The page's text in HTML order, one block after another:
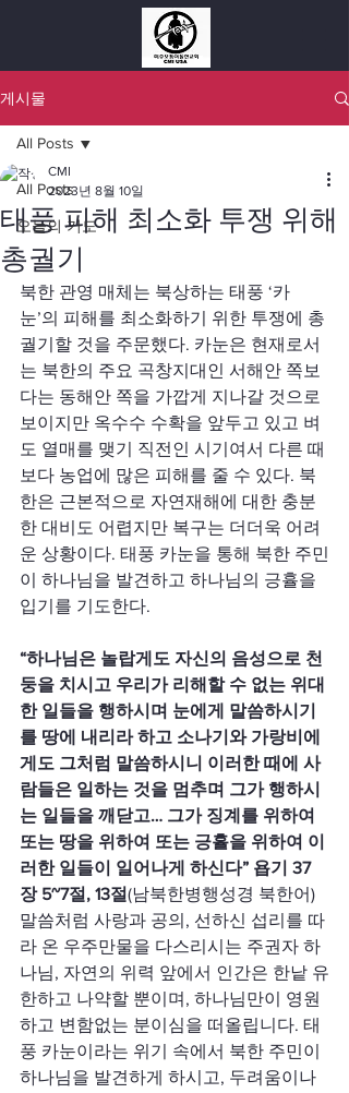
게시물
All Posts
오늘의 기도
All Posts
태풍 피해 최소화 투쟁 위해
총궐기
CMI
2023년 8월 10일
북한 관영 매체는 북상하는 태풍 ‘카
눈’의 피해를 최소화하기 위한 투쟁에 총
궐기할 것을 주문했다. 카눈은 현재로서
는 북한의 주요 곡창지대인 서해안 쪽보
다는 동해안 쪽을 가깝게 지나갈 것으로
보이지만 옥수수 수확을 앞두고 있고 벼
도 열매를 맺기 직전인 시기여서 다른 때
보다 농업에 많은 피해를 줄 수 있다. 북
한은 근본적으로 자연재해에 대한 충분
한 대비도 어렵지만 복구는 더더욱 어려
운 상황이다. 태풍 카눈을 통해 북한 주민
이 하나님을 발견하고 하나님의 긍휼을
입기를 기도한다.
“하나님은 놀랍게도 자신의 음성으로 천
둥을 치시고 우리가 리해할 수 없는 위대
한 일들을 행하시며 눈에게 말씀하시기
를 땅에 내리라 하고 소나기와 가랑비에
게도 그처럼 말씀하시니 이러한 때에 사
람들은 일하는 것을 멈추며 그가 행하시
는 일들을 깨닫고… 그가 징계를 위하여
또는 땅을 위하여 또는 긍휼을 위하여 이
러한 일들이 일어나게 하신다” 욥기 37
장 5~7절, 13절(남북한병행성경 북한어)
말씀처럼 사랑과 공의, 선하신 섭리를 따
라 온 우주만물을 다스리시는 주권자 하
나님, 자연의 위력 앞에서 인간은 한낱 유
한하고 나약할 뿐이며, 하나님만이 영원
하고 변함없는 분이심을 떠올립니다. 태
풍 카눈이라는 위기 속에서 북한 주민이
하나님을 발견하게 하시고, 두려움이나